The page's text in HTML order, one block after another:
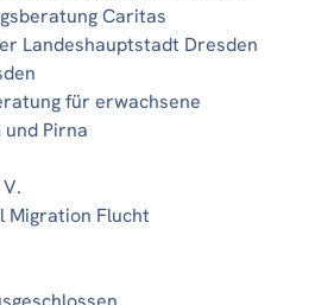
Caritas
Landeshauptstadt Dresden
für erwachsene
Pirna
Migration Flucht